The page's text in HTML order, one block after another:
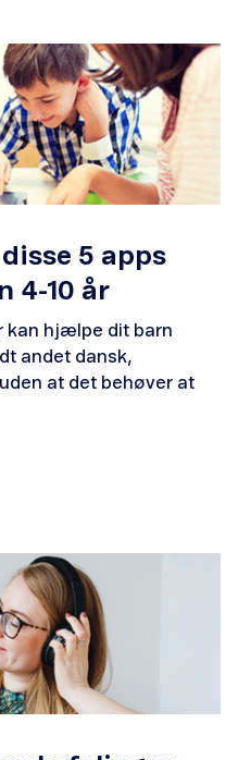
5 apps
4-10 år
kan hjælpe dit barn
andet dansk,
at det behøver at